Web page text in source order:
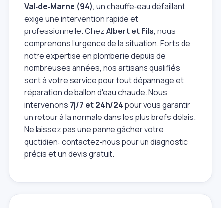
Val‑de‑Marne (94), un chauffe‑eau défaillant
exige une intervention rapide et
professionnelle. ChezAlbert et Fils, nous
comprenons l'urgence de la situation. Forts de
notre expertise en plomberie depuis de
nombreuses années, nos artisans qualifiés
sont à votre service pour tout dépannage et
réparation de ballon d'eau chaude. Nous
intervenons 7j/7 et 24h/24pour vous garantir
un retour à la normale dans les plus brefs délais.
Ne laissez pas une panne gâcher votre
quotidien: contactez‑nous pour un diagnostic
précis et un devis gratuit.